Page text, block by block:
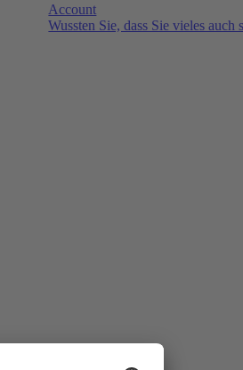
Account
Wussten Sie, dass Sie vieles auch